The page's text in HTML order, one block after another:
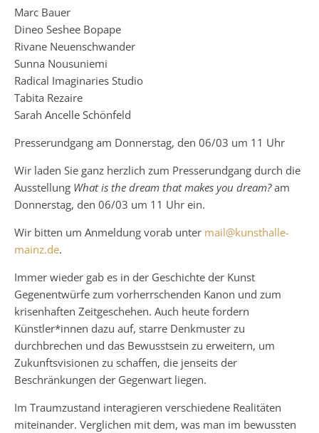
Marc Bauer
Dineo Seshee Bopape
Rivane Neuenschwander
Sunna Nousuniemi
Radical Imaginaries Studio
Tabita Rezaire
Sarah Ancelle Schönfeld
Presserundgang am Donnerstag, den 06/03 um 11 Uhr
Wir laden Sie ganz herzlich zum Presserundgang durch die
Ausstellung What is the dream that makes you dream?am
Donnerstag, den 06/03 um 11 Uhr ein.
Wir bitten um Anmeldung vorab unter mail@kunsthalle-
mainz.de.
Immer wieder gab es in der Geschichte der Kunst
Gegenentwürfe zum vorherrschenden Kanon und zum
krisenhaften Zeitgeschehen. Auch heute fordern
Künstler*innen dazu auf, starre Denkmuster zu
durchbrechen und das Bewusstsein zu erweitern, um
Zukunftsvisionen zu schaffen, die jenseits der
Beschränkungen der Gegenwart liegen.
Im Traumzustand interagieren verschiedene Realitäten
miteinander. Verglichen mit dem, was man im bewussten